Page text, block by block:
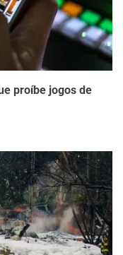
proíbe jogos de